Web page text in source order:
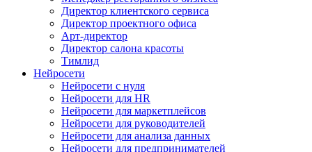
Директор клиентского сервиса
Директор проектного офиса
Арт-директор
Директор салона красоты
Тимлид
Нейросети
Нейросети с нуля
Нейросети для HR
Нейросети для маркетплейсов
Нейросети для руководителей
Нейросети для анализа данных
Нейросети для предпринимателей